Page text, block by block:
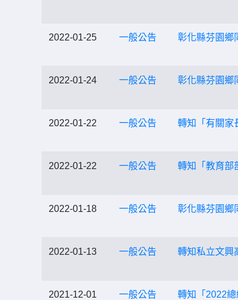
2022-01-25 一般公告 彰化縣芬園鄉
2022-01-24 一般公告 彰化縣芬園鄉
2022-01-22 一般公告 轉知「有關家
2022-01-22 一般公告 轉知「教育部
2022-01-18 一般公告 彰化縣芬園鄉
2022-01-13 一般公告 轉知私立文興
2021-12-01 一般公告 轉知「2022